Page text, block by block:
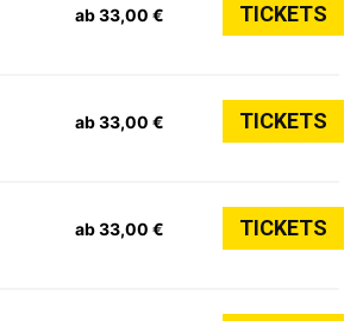
ab 33,00 € TICKETS
ab 33,00 € TICKETS
ab 33,00 € TICKETS